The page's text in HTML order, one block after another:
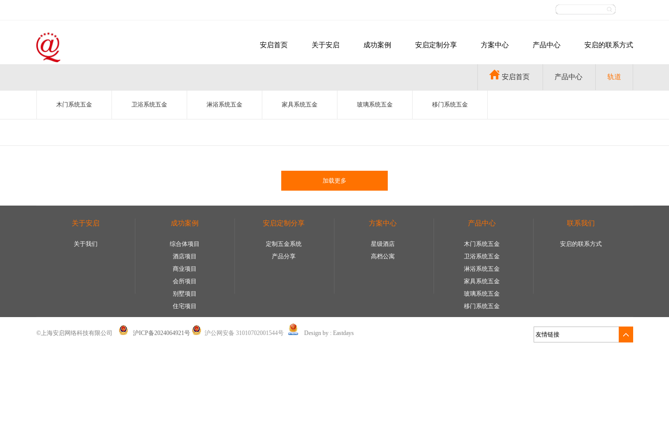
安启首页 关于安启 成功案例 安启定制分享 方案中心 产品中心 安启的联系方式
安启首页 产品中心 轨道
木门系统五金 卫浴系统五金 淋浴系统五金 家具系统五金 玻璃系统五金 移门系统五金
加载更多
关于安启
关于我们
成功案例
综合体项目
酒店项目
商业项目
会所项目
别墅项目
住宅项目
安启定制分享
定制五金系统
产品分享
方案中心
星级酒店
高档公寓
产品中心
木门系统五金
卫浴系统五金
淋浴系统五金
家具系统五金
玻璃系统五金
移门系统五金
联系我们
安启的联系方式
©上海安启网络科技有限公司 沪ICP备2024064921号 沪公网安备 31010702001544号 Design by : Eastdays